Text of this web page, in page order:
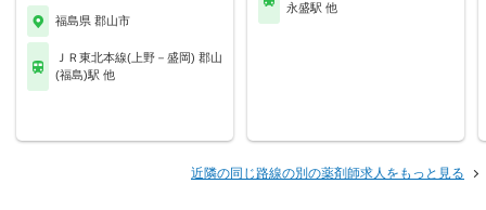
福島県 郡山市
ＪＲ東北本線(上野－盛岡) 郡山
(福島)駅 他
永盛駅 他
近隣の同じ路線の別の薬剤師求人をもっと見る